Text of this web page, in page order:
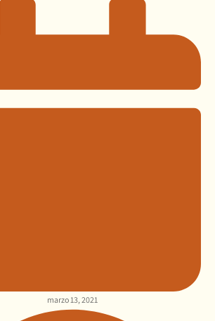
marzo 13, 2021